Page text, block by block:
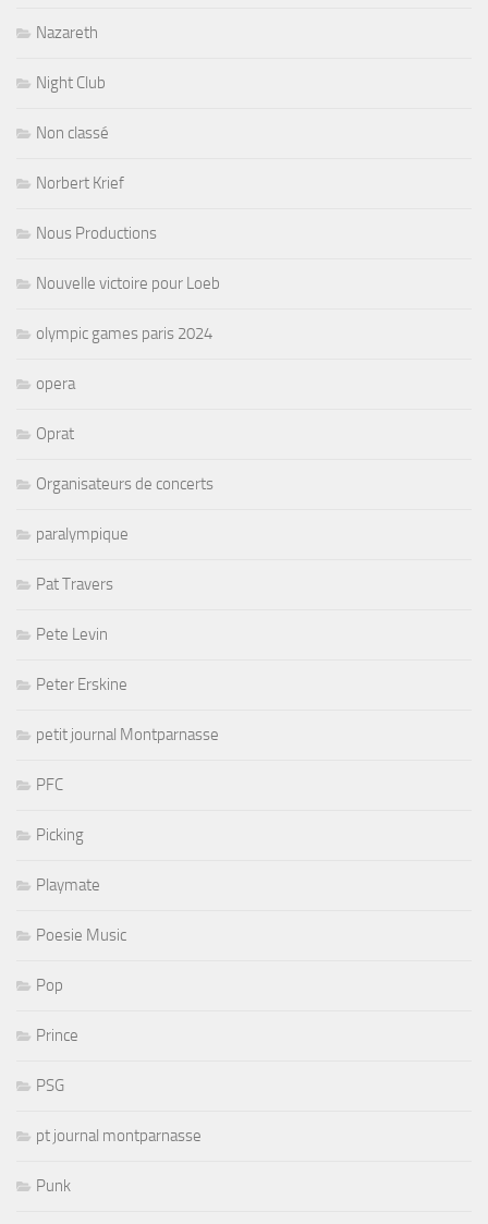
Nazareth
Night Club
Non classé
Norbert Krief
Nous Productions
Nouvelle victoire pour Loeb
olympic games paris 2024
opera
Oprat
Organisateurs de concerts
paralympique
Pat Travers
Pete Levin
Peter Erskine
petit journal Montparnasse
PFC
Picking
Playmate
Poesie Music
Pop
Prince
PSG
pt journal montparnasse
Punk